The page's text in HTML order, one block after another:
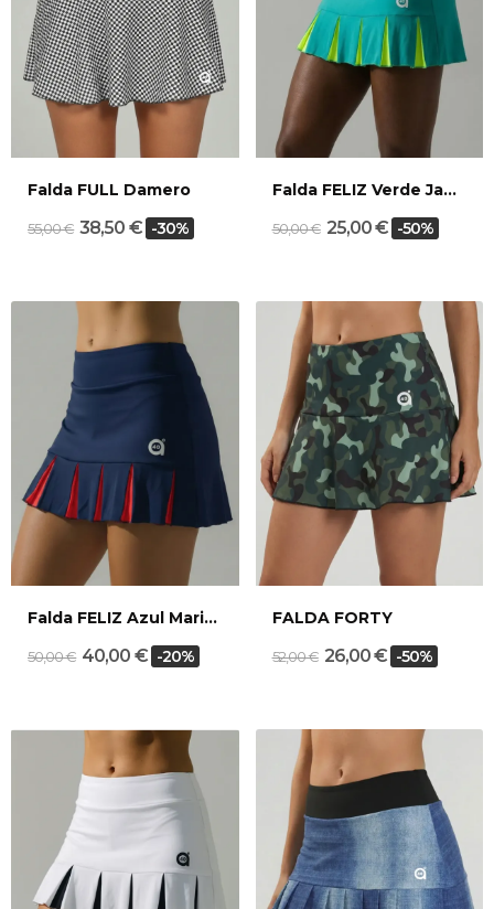
Falda FULL Damero
55,00 € 38,50 € -30%
Falda FELIZ Verde Jade/Melón
50,00 € 25,00 € -50%
Falda FELIZ Azul Marino
50,00 € 40,00 € -20%
FALDA FORTY
52,00 € 26,00 € -50%